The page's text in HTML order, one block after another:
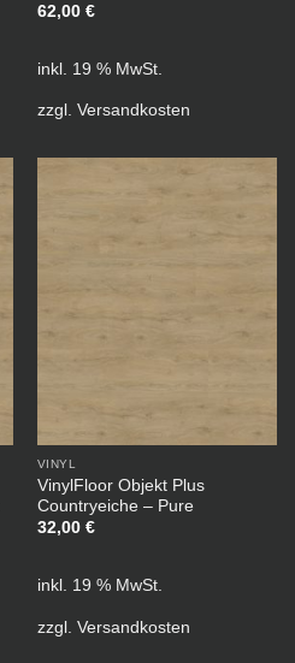
62,00 €
inkl. 19 % MwSt.
zzgl. Versandkosten
VINYL
VinylFloor Objekt Plus
Countryeiche – Pure
32,00 €
inkl. 19 % MwSt.
zzgl. Versandkosten